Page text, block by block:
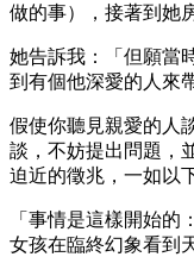
做的事），接著到她
她告訴我：「但願當
到有個他深愛的人來
假使你聽見親愛的人
談，不妨提出問題，
迫近的徵兆，一如以
「事情是這樣開始的
女孩在臨終幻象看到